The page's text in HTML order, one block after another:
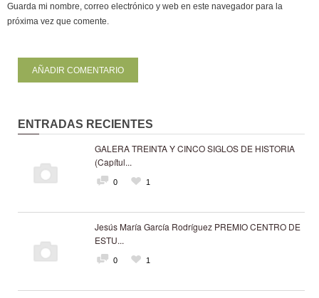
Guarda mi nombre, correo electrónico y web en este navegador para la
próxima vez que comente.
ENTRADAS RECIENTES
GALERA TREINTA Y CINCO SIGLOS DE HISTORIA
(Capítul...
0 1
Jesús María García Rodríguez PREMIO CENTRO DE
ESTU...
0 1